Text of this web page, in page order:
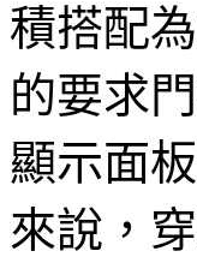
積搭配
的要求
顯示面
來說，